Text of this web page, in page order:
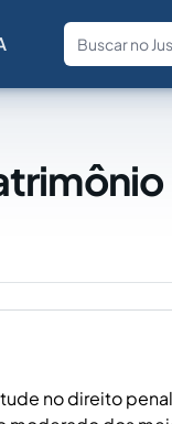
no direito